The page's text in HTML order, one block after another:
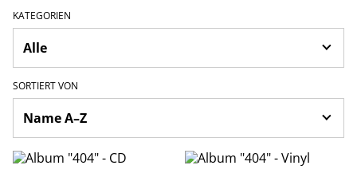
KATEGORIEN
SORTIERT VON